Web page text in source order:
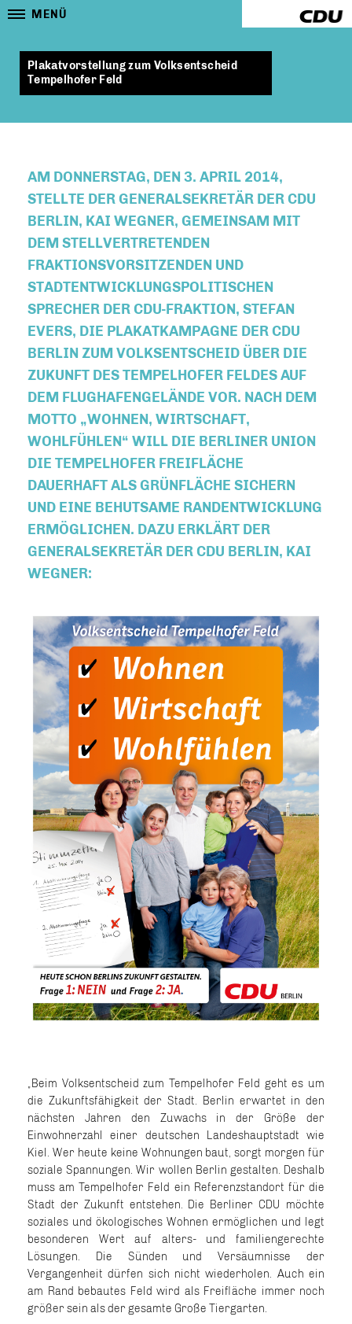
MENÜ
Plakatvorstellung zum Volksentscheid
Tempelhofer Feld
AM DONNERSTAG, DEN 3. APRIL 2014,
STELLTE DER GENERALSEKRETÄR DER CDU
BERLIN, KAI WEGNER, GEMEINSAM MIT
DEM STELLVERTRETENDEN
FRAKTIONSVORSITZENDEN UND
STADTENTWICKLUNGSPOLITISCHEN
SPRECHER DER CDU-FRAKTION, STEFAN
EVERS, DIE PLAKATKAMPAGNE DER CDU
BERLIN ZUM VOLKSENTSCHEID ÜBER DIE
ZUKUNFT DES TEMPELHOFER FELDES AUF
DEM FLUGHAFENGELÄNDE VOR. NACH DEM
MOTTO „WOHNEN, WIRTSCHAFT,
WOHLFÜHLEN“ WILL DIE BERLINER UNION
DIE TEMPELHOFER FREIFLÄCHE
DAUERHAFT ALS GRÜNFLÄCHE SICHERN
UND EINE BEHUTSAME RANDENTWICKLUNG
ERMÖGLICHEN. DAZU ERKLÄRT DER
GENERALSEKRETÄR DER CDU BERLIN, KAI
WEGNER:
Beim Volksentscheid zum Tempelhofer Feld geht es um
die Zukunftsfähigkeit der Stadt. Berlin erwartet in den
nächsten Jahren den Zuwachs in der Größe der
Einwohnerzahl einer deutschen Landeshauptstadt wie
Kiel. Wer heute keine Wohnungen baut, sorgt morgen für
soziale Spannungen. Wir wollen Berlin gestalten. Deshalb
muss am Tempelhofer Feld ein Referenzstandort für die
Stadt der Zukunft entstehen. Die Berliner CDU möchte
soziales und ökologisches Wohnen ermöglichen und legt
besonderen Wert auf alters- und familiengerechte
Lösungen. Die Sünden und Versäumnisse der
Vergangenheit dürfen sich nicht wiederholen. Auch ein
am Rand bebautes Feld wird als Freifläche immer noch
größer sein als der gesamte Große Tiergarten.